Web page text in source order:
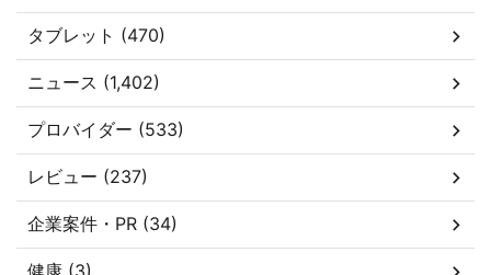
タブレット (470)
ニュース (1,402)
プロバイダー (533)
レビュー (237)
企業案件・PR (34)
健康 (3)